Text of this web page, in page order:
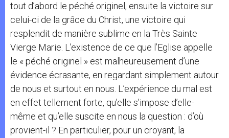
tout d’abord le péché originel, ensuite la victoire sur
celui-ci de la grâce du Christ, une victoire qui
resplendit de manière sublime en la Très Sainte
Vierge Marie. L’existence de ce que l’Eglise appelle
le « péché originel » est malheureusement d’une
évidence écrasante, en regardant simplement autour
de nous et surtout en nous. L’expérience du mal est
en effet tellement forte, qu’elle s’impose d’elle-
même et qu’elle suscite en nous la question : d’où
provient-il ? En particulier, pour un croyant, la